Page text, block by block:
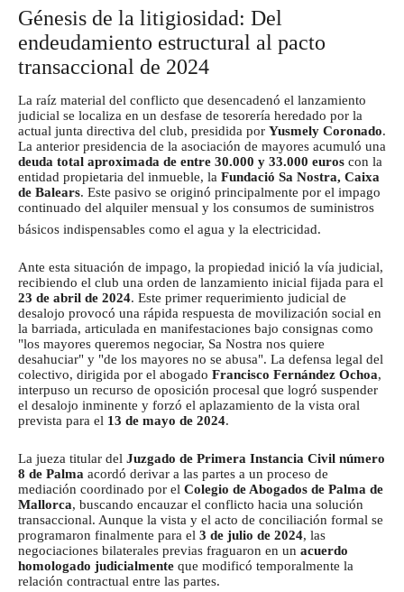
Génesis de la litigiosidad: Del
endeudamiento estructural al pacto
transaccional de 2024
La raíz material del conflicto que desencadenó el lanzamiento
judicial se localiza en un desfase de tesorería heredado por la
actual junta directiva del club, presidida por Yusmely Coronado.
La anterior presidencia de la asociación de mayores acumuló una
deuda total aproximada de entre 30.000 y 33.000 euros con la
entidad propietaria del inmueble, la Fundació Sa Nostra, Caixa
de Balears. Este pasivo se originó principalmente por el impago
continuado del alquiler mensual y los consumos de suministros
básicos indispensables como el agua y la electricidad.
Ante esta situación de impago, la propiedad inició la vía judicial,
recibiendo el club una orden de lanzamiento inicial fijada para el
23 de abril de 2024. Este primer requerimiento judicial de
desalojo provocó una rápida respuesta de movilización social en
la barriada, articulada en manifestaciones bajo consignas como
"los mayores queremos negociar, Sa Nostra nos quiere
desahuciar" y "de los mayores no se abusa". La defensa legal del
colectivo, dirigida por el abogado Francisco Fernández Ochoa,
interpuso un recurso de oposición procesal que logró suspender
el desalojo inminente y forzó el aplazamiento de la vista oral
prevista para el 13 de mayo de 2024.
La jueza titular del Juzgado de Primera Instancia Civil número
8 de Palma acordó derivar a las partes a un proceso de
mediación coordinado por el Colegio de Abogados de Palma de
Mallorca, buscando encauzar el conflicto hacia una solución
transaccional. Aunque la vista y el acto de conciliación formal se
programaron finalmente para el 3 de julio de 2024, las
negociaciones bilaterales previas fraguaron en un acuerdo
homologado judicialmente que modificó temporalmente la
relación contractual entre las partes.